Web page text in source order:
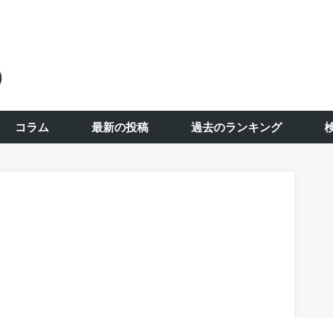
コラム 最新の投稿 過去のランキング